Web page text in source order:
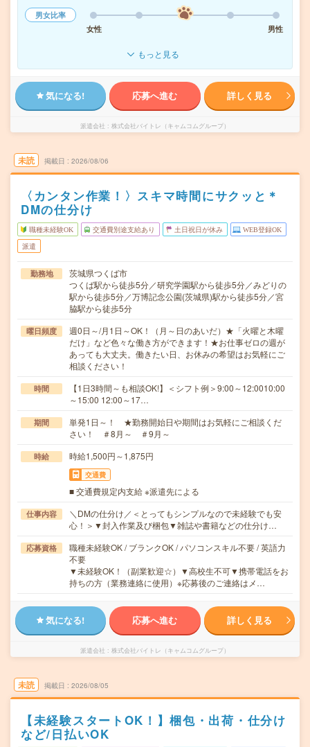
男女比率
女性
男性
もっと見る
気になる! 応募へ進む 詳しく見る
派遣会社 株式会社バイトレ（キャムコムグループ）
未読 掲載日 2026/08/06
〈カンタン作業！〉スキマ時間にサクッと＊
DMの仕分け
職種未経験OK 交通費別途支給あり 土日祝日が休み WEB登録OK
派遣
勤務地
茨城県つくば市
つくば駅から徒歩5分／研究学園駅から徒歩5分／みどりの
駅から徒歩5分／万博記念公園(茨城県)駅から徒歩5分／宮
脇駅から徒歩5分
曜日頻度
週0日～/月1日～OK！（月～日のあいだ）★「火曜と木曜
だけ」など色々な働き方ができます！★お仕事ゼロの週が
あっても大丈夫。働きたい日、お休みの希望はお気軽にご
相談ください！
時間
【1日3時間～も相談OK!】＜シフト例＞9:00～12:0010:00
～15:00 12:00～17…
期間
単発1日～！ ★勤務開始日や期間はお気軽にご相談くだ
さい！ ＃8月～ ＃9月～
時給 時給1,500円～1,875円
交通費
■ 交通費規定内支給 ※派遣先による
仕事内容
＼DMの仕分け／＜とってもシンプルなので未経験でも安
心！＞▼封入作業及び梱包▼雑誌や書籍などの仕分け…
応募資格
職種未経験OK / ブランクOK / パソコンスキル不要 / 英語力
不要
▼未経験OK！（副業歓迎☆）▼高校生不可▼携帯電話をお
持ちの方（業務連絡に使用）※応募後のご連絡はメ…
気になる! 応募へ進む 詳しく見る
派遣会社 株式会社バイトレ（キャムコムグループ）
未読 掲載日 2026/08/05
【未経験スタートOK！】梱包・出荷・仕分け
など/日払いOK